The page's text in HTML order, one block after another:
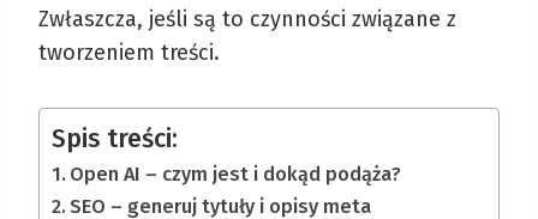
Zwłaszcza, jeśli są to czynności związane z
tworzeniem treści.
Spis treści:
Open AI – czym jest i dokąd podąża?
SEO – generuj tytuły i opisy meta